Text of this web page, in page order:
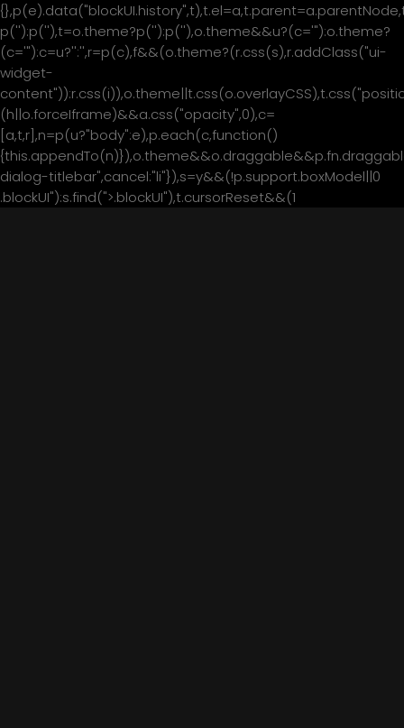
p(''):p(''),t=o.theme?p(''):p(''),o.theme&&u?(c='"):o.theme?
(c='"):c=u?'':'',r=p(c),f&&(o.theme?(r.css(s),r.addClass("ui-
widget-
(h||o.forceIframe)&&a.css("opacity",0),c=
[a,t,r],n=p(u?"body":e),p.each(c,function()
dialog-titlebar",cancel:"li"}),s=y&&(!p.support.boxModel||0
.blockUI"):s.find(">.blockUI"),t.cursorReset&&(1
მთავარი
ჩვენ შესახებ